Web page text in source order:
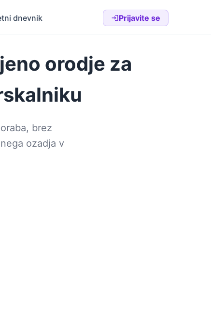
dnevnik Prijavite se
orodje za
brez
ozadja v